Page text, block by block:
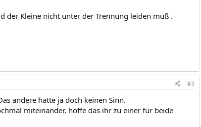
der Kleine nicht unter der Trennung leiden muß .
#3
andere hatte ja doch keinen Sinn.
miteinander, hoffe das ihr zu einer für beide